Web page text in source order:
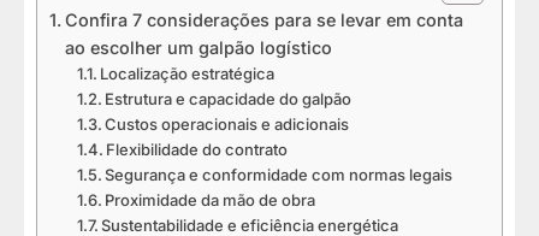
Confira 7 considerações para se levar em conta
ao escolher um galpão logístico
Localização estratégica
Estrutura e capacidade do galpão
Custos operacionais e adicionais
Flexibilidade do contrato
Segurança e conformidade com normas legais
Proximidade da mão de obra
Sustentabilidade e eficiência energética